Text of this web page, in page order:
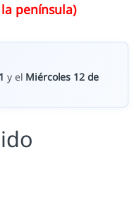
la península)
y el Miércoles 12 de